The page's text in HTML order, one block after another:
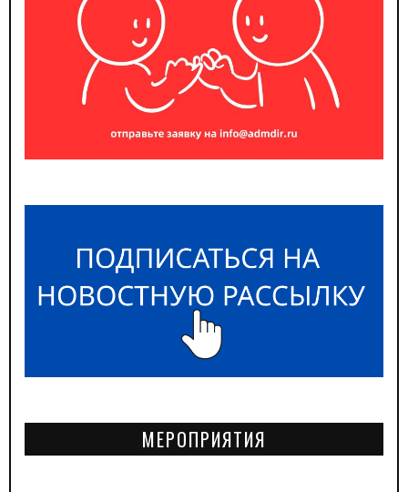
МЕРОПРИЯТИЯ